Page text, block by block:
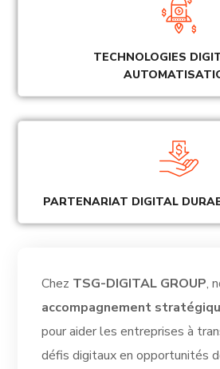
TECHNOLOGIES
PARTENARIAT DIGITAL
Chez TSG-DIGITAL GROUP,
accompagnement
pour aider les entreprises à
défis digitaux en opportunités